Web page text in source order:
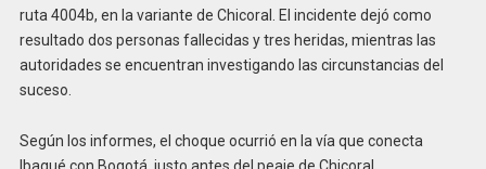
ruta 4004b, en la variante de Chicoral. El incidente dejó como
resultado dos personas fallecidas y tres heridas, mientras las
autoridades se encuentran investigando las circunstancias del
suceso.
Según los informes, el choque ocurrió en la vía que conecta